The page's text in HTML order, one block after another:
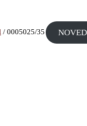
/ 0005025/35